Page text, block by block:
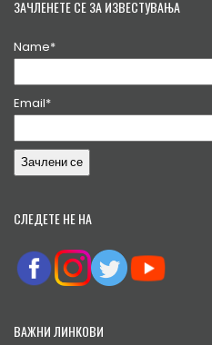
ЗАЧЛЕНЕТЕ СЕ ЗА ИЗВЕСТУВАЊА
Name*
Email*
СЛЕДЕТЕ НЕ НА
ВАЖНИ ЛИНКОВИ